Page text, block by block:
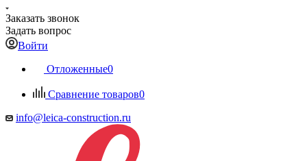
Заказать звонок
Задать вопрос
Войти
Отложенные0
Сравнение товаров0
info@leica-construction.ru